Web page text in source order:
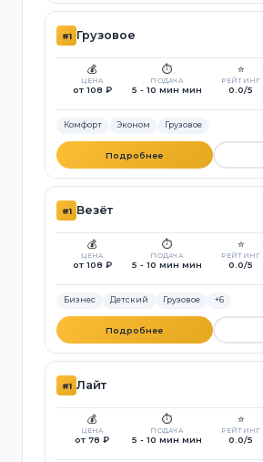
#1 Грузовое
💰
ЦЕНА
от 108 ₽
⏱️
ПОДАЧА
5 - 10 мин мин
⭐
РЕЙТИНГ
0.0/5
Комфорт Эконом Грузовое
Подробнее
#1 Везёт
💰
ЦЕНА
от 108 ₽
⏱️
ПОДАЧА
5 - 10 мин мин
⭐
РЕЙТИНГ
0.0/5
Бизнес Детский Грузовое +6
Подробнее
#1 Лайт
💰
ЦЕНА
от 78 ₽
⏱️
ПОДАЧА
5 - 10 мин мин
⭐
РЕЙТИНГ
0.0/5